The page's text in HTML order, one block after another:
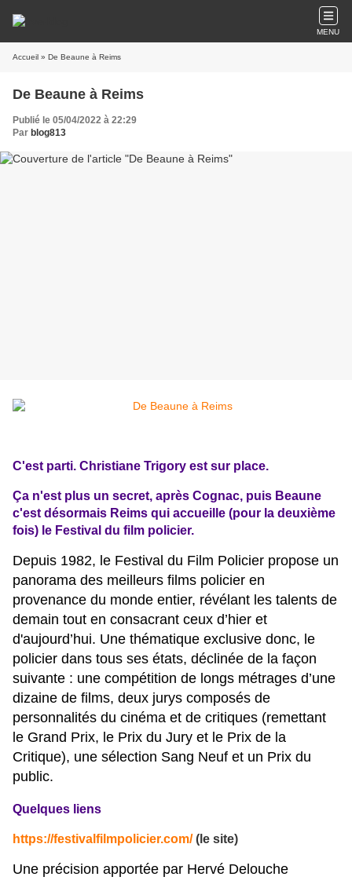
MENU
Accueil » De Beaune à Reims
De Beaune à Reims
Publié le 05/04/2022 à 22:29
Par blog813
C'est parti. Christiane Trigory est sur place.
Ça n'est plus un secret, après Cognac, puis Beaune
c'est désormais Reims qui accueille (pour la deuxième
fois) le Festival du film policier.
Depuis 1982, le Festival du Film Policier propose un
panorama des meilleurs films policier en
provenance du monde entier, révélant les talents de
demain tout en consacrant ceux d’hier et
d'aujourd’hui. Une thématique exclusive donc, le
policier dans tous ses états, déclinée de la façon
suivante : une compétition de longs métrages d’une
dizaine de films, deux jurys composés de
personnalités du cinéma et de critiques (remettant
le Grand Prix, le Prix du Jury et le Prix de la
Critique), une sélection Sang Neuf et un Prix du
public.
Quelques liens
https://festivalfilmpolicier.com/(le site)
Une précision apportée par Hervé Delouche